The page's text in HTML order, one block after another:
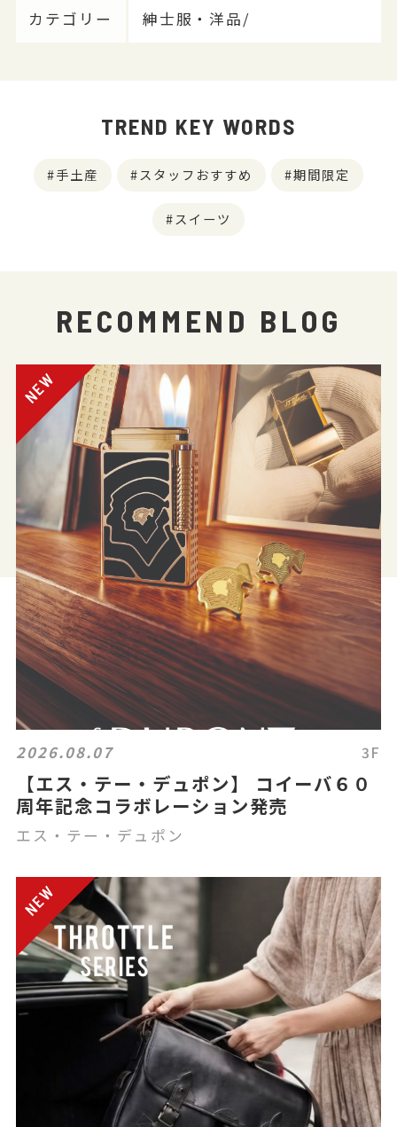
カテゴリー 紳士服・洋品/
TREND KEY WORDS
手土産 スタッフおすすめ 期間限定
スイーツ
RECOMMEND BLOG
2026.08.07 3F
【エス・テー・デュポン】 コイーバ６０
周年記念コラボレーション発売
エス・テー・デュポン